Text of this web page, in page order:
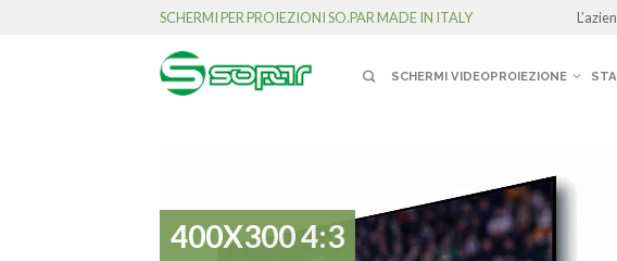
SCHERMI PER PROIEZIONI SO.PAR MADE IN ITALY
SCHERMI VIDEOPROIEZIONE
400X300 4:3